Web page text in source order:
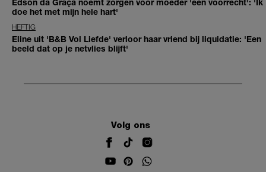
doe het met mijn hele hart'
HEFTIG
Eline uit 'B&B Vol Liefde' verloor haar vriend bij liquidatie: 'Een
beeld dat op je netvlies blijft'
Volg ons